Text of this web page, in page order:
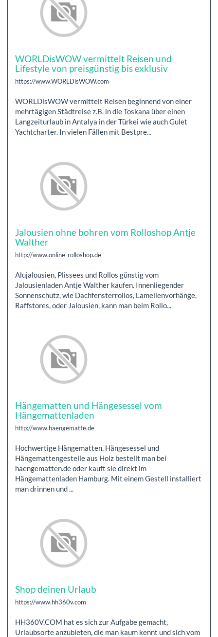
WORLDisWOW vermittelt Reisen und
Lifestyle von preisgünstig bis exklusiv
https://www.WORLDisWOW.com
WORLDisWOW vermittelt Reisen beginnend von einer
mehrtägigen Städtreise z.B. in die Toskana über einen
Langzeiturlaub in Antalya in der Türkei wie auch Gulet
Yachtcharter. In vielen Fällen mit Bestpre...
Jalousien ohne bohren vom Rolloshop Antje
Walther
http://www.online-rolloshop.de
Alujalousien, Plissees und Rollos günstig vom
Jalousienladen Antje Walther kaufen. Innenliegender
Sonnenschutz, wie Dachfensterrollos, Lamellenvorhänge,
Raffstores, oder Jalousien, kann man beim Rollo...
Hängematten und Hängesessel vom
Hängemattenladen
http://www.haengematte.de
Hochwertige Hängematten, Hängesessel und
Hängemattengestelle aus Holz bestellt man bei
haengematten.de oder kauft sie direkt im
Hängemattenladen Hamburg. Mit einem Gestell installiert
man drinnen und ...
Shop deinen Urlaub
https://www.hh360v.com
HH360V.COM hat es sich zur Aufgabe gemacht,
Urlaubsorte anzubieten, die man kaum kennt und sich vom